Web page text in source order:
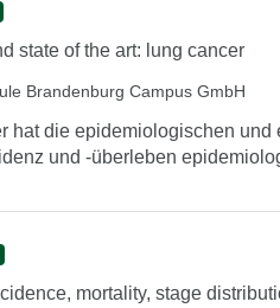
state of the art: lung cancer
Brandenburg Campus GmbH
hat die epidemiologischen
und -überleben
mortality, stage